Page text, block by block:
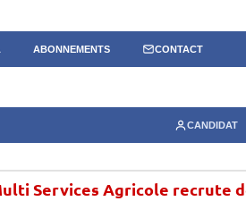
ABONNEMENTS CONTACT
CANDIDAT
Services Agricole recrute